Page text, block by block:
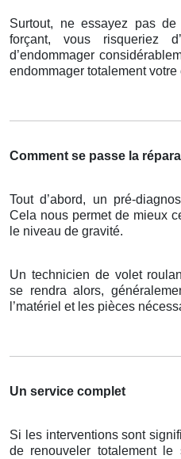
Surtout, ne essayez pas
forçant, vous risqueriez
d’endommager
endommager totalement votre
Comment se passe la
Tout d’abord, un pré-
Cela nous permet de mieux
le niveau de gravité.
Un technicien de volet
se rendra alors,
l’matériel et les pièces
Un service complet
Si les interventions sont
de renouveler totalement le